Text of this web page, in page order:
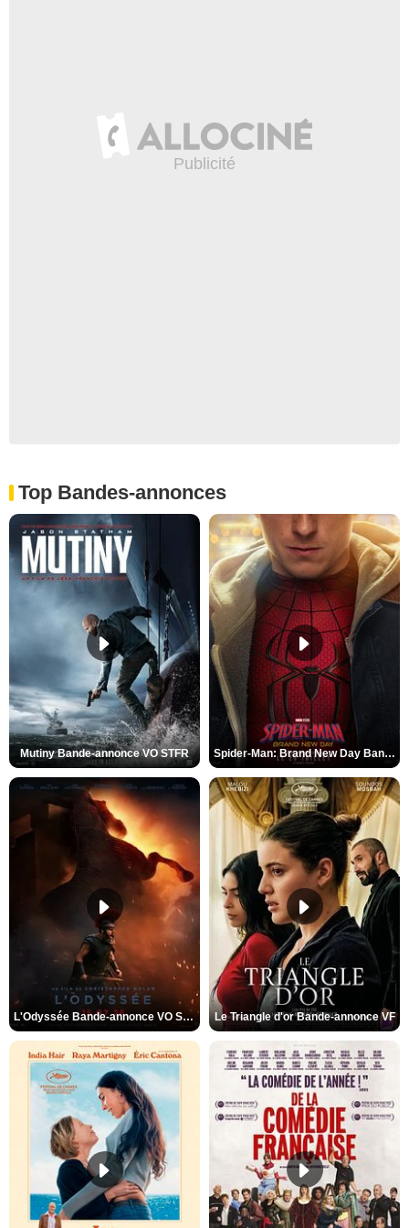
Top Bandes-annonces
Mutiny Bande-annonce VO STFR Spider-Man: Brand New Day Bande-annonce VO STFR
L'Odyssée Bande-annonce VO STFR Le Triangle d'or Bande-annonce VF